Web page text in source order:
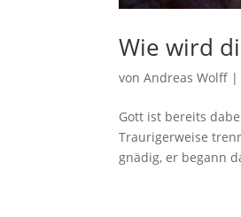
Wie wird
vonAndreas Wolff |
Gott ist bereits
Traurigerweise
gnädig, er begann